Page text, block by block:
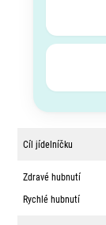
Cíl jídelníčku
Zdravé hubnutí
Rychlé hubnutí